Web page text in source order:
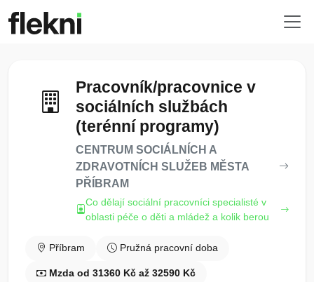
Pracovník/pracovnice v
sociálních službách
(terénní programy)
CENTRUM SOCIÁLNÍCH A
ZDRAVOTNÍCH SLUŽEB MĚSTA
PŘÍBRAM
Co dělají sociální pracovníci specialisté v
oblasti péče o děti a mládež a kolik berou
Příbram Pružná pracovní doba
Mzda od 31360 Kč až 32590 Kč